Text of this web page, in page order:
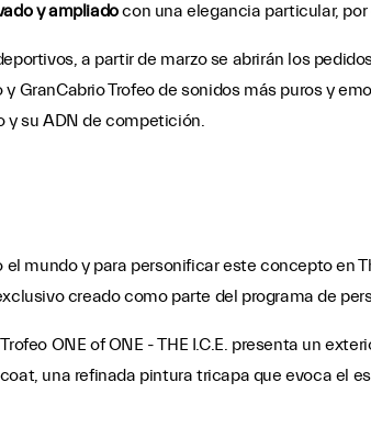
y ampliadocon una elegancia particular,
a partir de marzo se abrirán los
GranCabrio Trofeo de sonidos más puros y
y su ADN de competición.
mundo y para personificar este concepto en
creado como parte del programa de
ONE of ONE - THE I.C.E. presenta un
una refinada pintura tricapa que evoca el